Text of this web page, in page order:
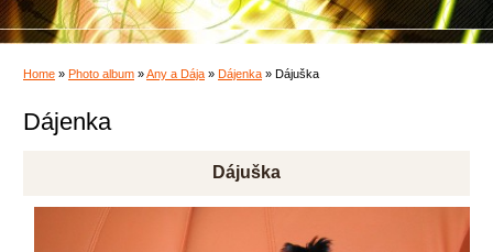
Home » Photo album »Any a Dája » Dájenka » Dájuška
Dájenka
Dájuška